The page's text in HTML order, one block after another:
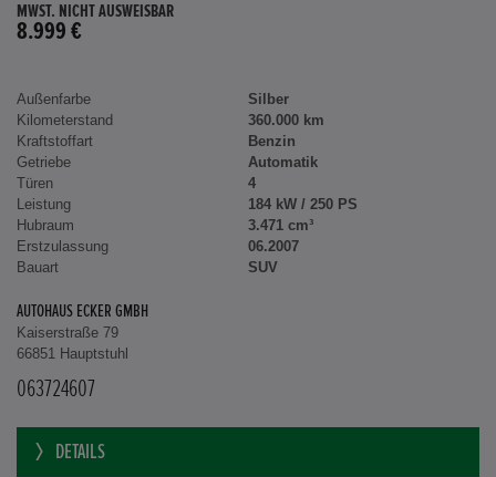
MWST. NICHT AUSWEISBAR
8.999 €
Außenfarbe
Silber
Kilometerstand
360.000 km
Kraftstoffart
Benzin
Getriebe
Automatik
Türen
4
Leistung
184 kW / 250 PS
Hubraum
3.471 cm³
Erstzulassung
06.2007
Bauart
SUV
AUTOHAUS ECKER GMBH
Kaiserstraße 79
66851 Hauptstuhl
063724607
DETAILS